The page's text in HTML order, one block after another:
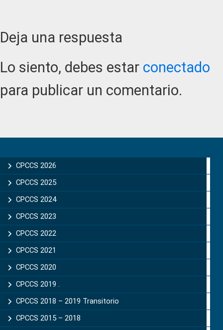
Reader
Interactions
Deja una respuesta
Lo siento, debes estar conectado
para publicar un comentario.
Sidebar
CPCCS 2026
CPCCS 2025
CPCCS 2024
CPCCS 2023
CPCCS 2022
CPCCS 2021
CPCCS 2020
CPCCS 2019 .
CPCCS 2018 – 2019 Transitorio
CPCCS 2015 – 2018